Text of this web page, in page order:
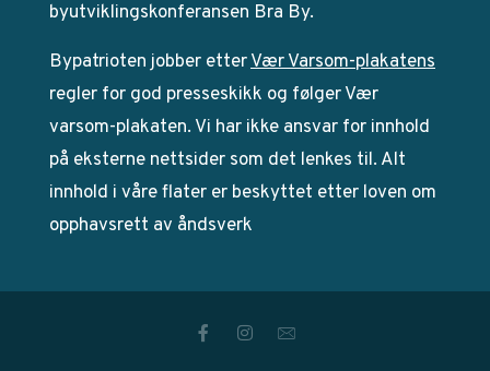
byutviklingskonferansen Bra By.
Bypatrioten jobber etterVær Varsom-plakatens
regler for god presseskikk og følger Vær
varsom-plakaten. Vi har ikke ansvar for innhold
på eksterne nettsider som det lenkes til. Alt
innhold i våre flater er beskyttet etter loven om
opphavsrett av åndsverk